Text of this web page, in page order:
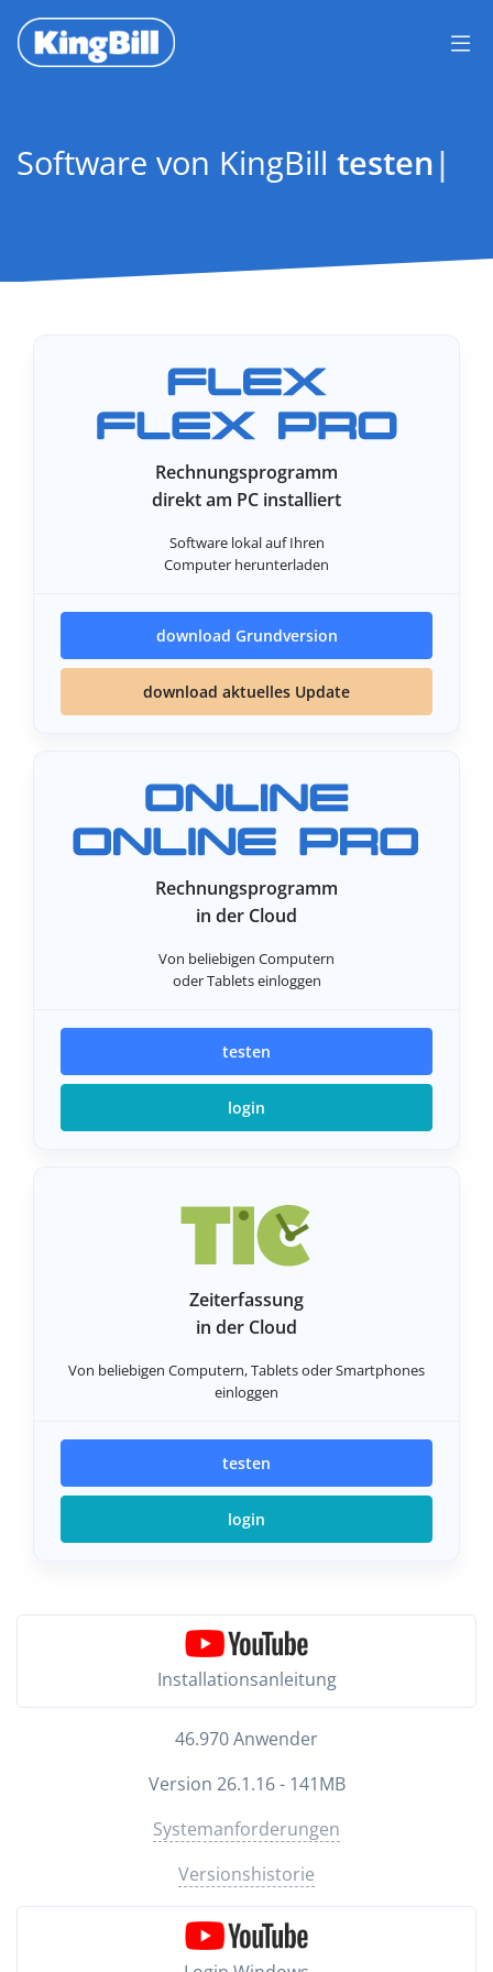
Software von KingBill t|
Rechnungsprogramm
direkt am PC installiert
Software lokal auf Ihren
Computer herunterladen
download Grundversion
download aktuelles Update
Rechnungsprogramm
in der Cloud
Von beliebigen Computern
oder Tablets einloggen
testen
login
Zeiterfassung
in der Cloud
Von beliebigen Computern, Tablets oder Smartphones
einloggen
testen
login
Installationsanleitung
46.970 Anwender
Version 26.1.16 - 141MB
Systemanforderungen
Versionshistorie